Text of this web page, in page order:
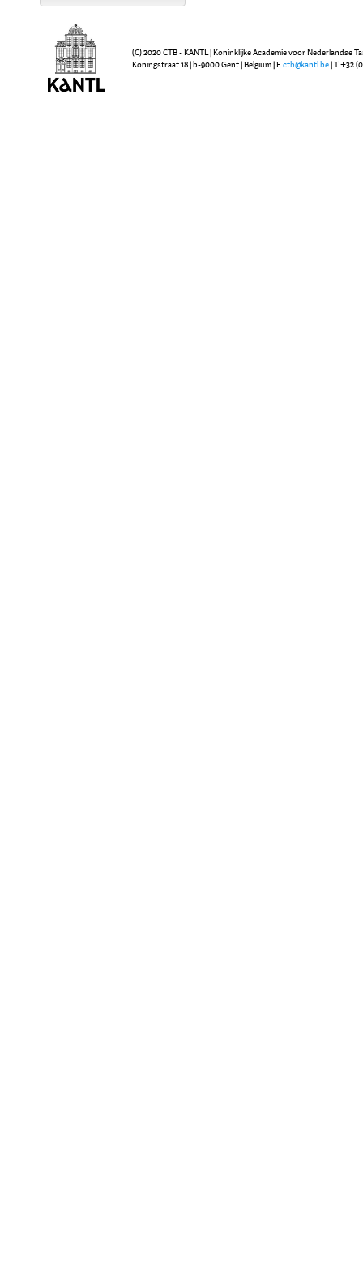
(C) 2020 CTB - KANTL | Koninklijke Academie voor Nederlandse
Koningstraat 18 | b-9000 Gent | Belgium | E ctb@kantl.be | T +32